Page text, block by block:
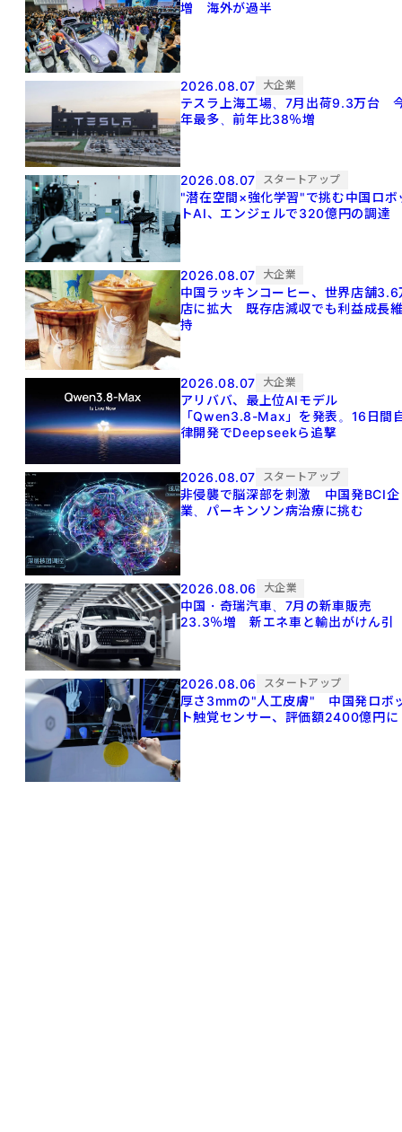
増 海外が過半
2026.08.07 大企業
テスラ上海工場、7月出荷9.3万台
年最多、前年比38％増
2026.08.07 スタートアップ
"潜在空間×強化学習"で挑む中国ロボ
トAI、エンジェルで320億円の調達
2026.08.07 大企業
中国ラッキンコーヒー、世界店舗3.6
店に拡大 既存店減収でも利益成長
持
2026.08.07 大企業
アリババ、最上位AIモデル
「Qwen3.8-Max」を発表。16日間
律開発でDeepseekら追撃
2026.08.07 スタートアップ
非侵襲で脳深部を刺激 中国発BCI企
業、パーキンソン病治療に挑む
2026.08.06 大企業
中国・奇瑞汽車、7月の新車販売
23.3％増 新エネ車と輸出がけん引
2026.08.06 スタートアップ
厚さ3mmの"人工皮膚" 中国発ロボ
ト触覚センサー、評価額2400億円に